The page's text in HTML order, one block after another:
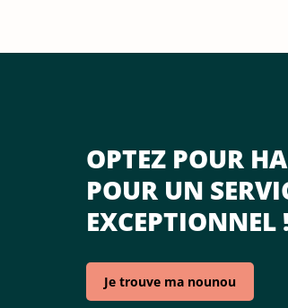
OPTEZ POUR
POUR UN
EXCEPTIONNEL !
Je trouve ma nounou